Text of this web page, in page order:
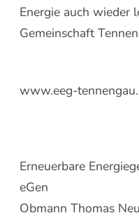
Energie auch wieder
Gemeinschaft
www.eeg-
Erneuerbare
eGen
Obmann Thomas